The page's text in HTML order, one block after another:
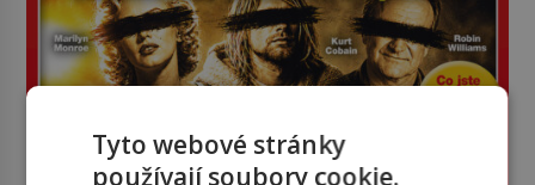
Tyto webové stránky
používají soubory cookie.